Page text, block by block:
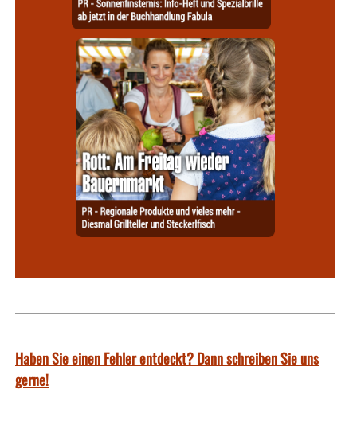
Haben Sie einen Fehler entdeckt? Dann schreiben Sie uns
gerne!